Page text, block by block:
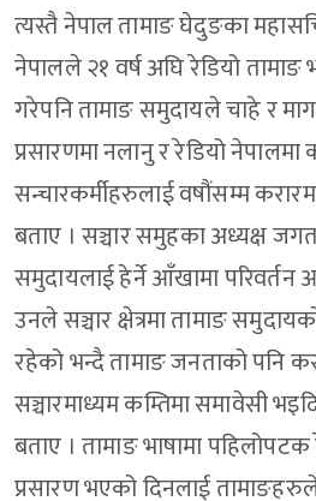
त्यस्तै नेपाल तामाङ घेदुङका
नेपालले २१ वर्ष अघि रेडियो तामाङ
गरेपनि तामाङ समुदायले चाहे र
प्रसारणमा नलानु र रेडियो नेपालमा
सन्चारकर्मीहरुलाई वषौंसम्म
बताए । सञ्चार समुहका अध्यक्ष
समुदायलाई हेर्ने आँखामा परिवर्तन
उनले सञ्चार क्षेत्रमा तामाङ
रहेको भन्दै तामाङ जनताको पनि
सञ्चारमाध्यम कम्तिमा समावेसी
बताए । तामाङ भाषामा
प्रसारण भएको दिनलाई